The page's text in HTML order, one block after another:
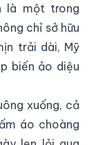
là một trong
chỉ sở hữu
trải dài, Mỹ
biến ảo diệu
xuống, cả
áo choàng